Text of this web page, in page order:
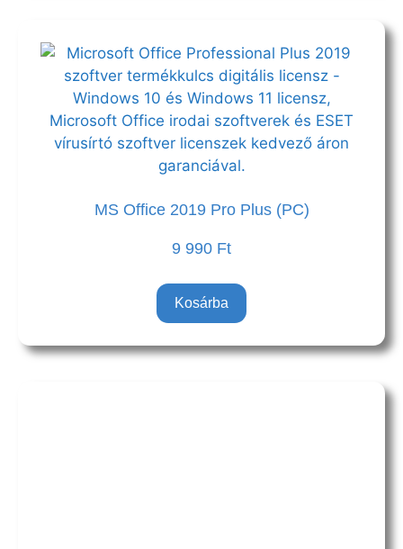
MS Office 2019 Pro Plus (PC)
9 990 Ft
Kosárba